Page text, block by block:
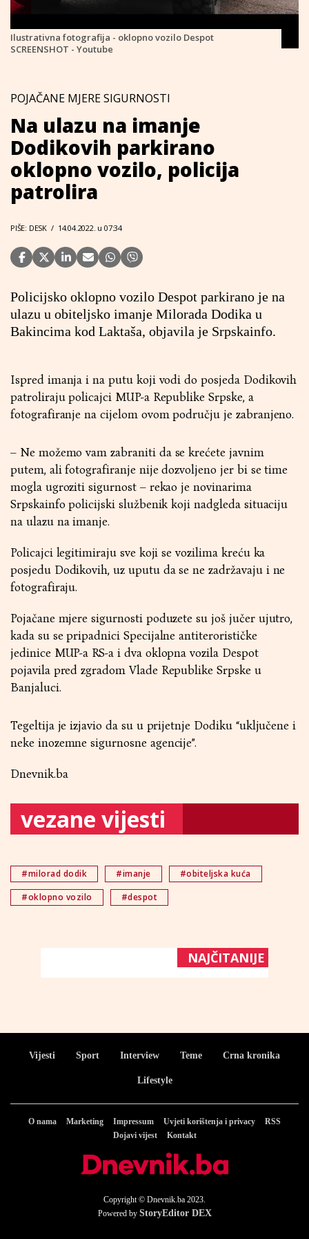
Ilustrativna fotografija - oklopno vozilo Despot
SCREENSHOT - Youtube
POJAČANE MJERE SIGURNOSTI
Na ulazu na imanje
Dodikovih parkirano
oklopno vozilo, policija
patrolira
PIŠE: DESK / 14.04.2022. u 07:34
Policijsko oklopno vozilo Despot parkirano je na
ulazu u obiteljsko imanje Milorada Dodika u
Bakincima kod Laktaša, objavila je Srpskainfo.
Ispred imanja i na putu koji vodi do posjeda Dodikovih
patroliraju policajci MUP-a Republike Srpske, a
fotografiranje na cijelom ovom području je zabranjeno.
– Ne možemo vam zabraniti da se krećete javnim
putem, ali fotografiranje nije dozvoljeno jer bi se time
mogla ugroziti sigurnost – rekao je novinarima
Srpskainfo policijski službenik koji nadgleda situaciju
na ulazu na imanje.
Policajci legitimiraju sve koji se vozilima kreću ka
posjedu Dodikovih, uz uputu da se ne zadržavaju i ne
fotografiraju.
Pojačane mjere sigurnosti poduzete su još jučer ujutro,
kada su se pripadnici Specijalne antiterorističke
jedinice MUP-a RS-a i dva oklopna vozila Despot
pojavila pred zgradom Vlade Republike Srpske u
Banjaluci.
Tegeltija je izjavio da su u prijetnje Dodiku “uključene i
neke inozemne sigurnosne agencije”.
Dnevnik.ba
vezane vijesti
#milorad dodik #imanje
#obiteljska kuća
#oklopno vozilo
#despot
NAJČITANIJE
Vijesti Sport Interview Teme Crna kronika
Lifestyle
O nama Marketing Impressum Uvjeti korištenja i privacy
RSS
Dojavi vijest
Kontakt
Copyright © Dnevnik.ba 2023.
Powered by StoryEditor DEX